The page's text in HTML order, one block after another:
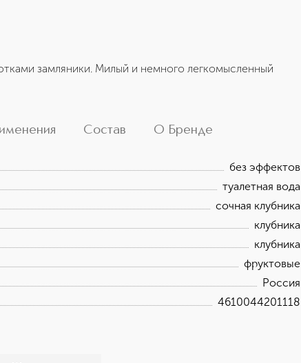
замляники. Милый и немного легкомысленный
Состав О Бренде
без эффектов
туалетная вода
сочная клубника
клубника
клубника
фруктовые
Россия
4610044201118